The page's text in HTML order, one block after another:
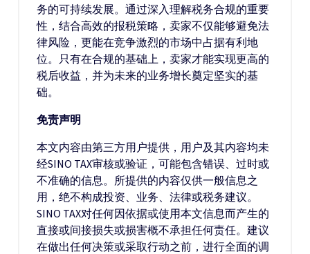
务的可持续发展。通过深入理解税务合规的重要
性，结合高效的报税策略，卖家不仅能够避免法
律风险，更能在竞争激烈的市场中占据有利地
位。只有在合规的基础上，卖家才能实现更高的
税后收益，并为未来的业务增长奠定坚实的基
础。
免责声明
本文内容由第三方用户提供，用户及其内容均未
经SINO TAX审核或验证，可能包含错误、过时或
不准确的信息。所提供的内容仅供一般信息之
用，绝不构成投资、业务、法律或税务建议。
SINO TAX对任何因依据或使用本文信息而产生的
直接或间接损失或损害概不承担任何责任。建议
在做出任何决策或采取行动之前，进行全面的调